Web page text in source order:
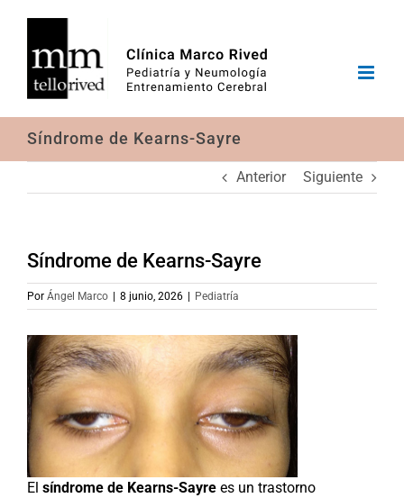
contenido
Síndrome de Kearns-Sayre
Anterior Siguiente
Síndrome de Kearns-Sayre
Por Ángel Marco 8 junio, 2026 Pediatría
El síndrome de Kearns-Sayrees un trastorno